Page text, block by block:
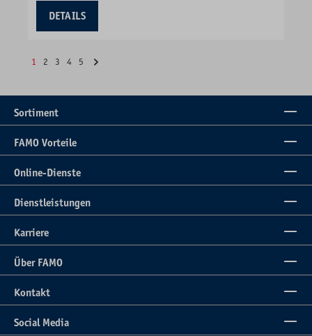
DETAILS
1 2 3 4 5
Sortiment
FAMO Vorteile
Online-Dienste
Dienstleistungen
Karriere
Über FAMO
Kontakt
Social Media